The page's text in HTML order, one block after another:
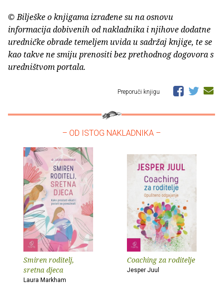
© Bilješke o knjigama izrađene su na osnovu
informacija dobivenih od nakladnika i njihove dodatne
uredničke obrade temeljem uvida u sadržaj knjige, te se
kao takve ne smiju prenositi bez prethodnog dogovora s
uredništvom portala.
Preporuči knjigu
– OD ISTOG NAKLADNIKA –
Smiren roditelj,
sretna djeca
Laura Markham
Coaching za roditelje
Jesper Juul